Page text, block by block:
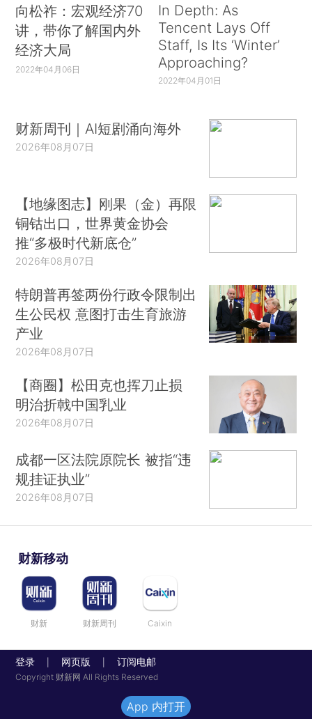
向松祚：宏观经济70
讲，带你了解国内外
经济大局
2022年04月06日
In Depth: As
Tencent Lays Off
Staff, Is Its ‘Winter’
Approaching?
2022年04月01日
财新周刊｜AI短剧涌向海外
2026年08月07日
【地缘图志】刚果（金）再限
铜钴出口，世界黄金协会
推“多极时代新底仓”
2026年08月07日
特朗普再签两份行政令限制出
生公民权 意图打击生育旅游
产业
2026年08月07日
【商圈】松田克也挥刀止损
明治折戟中国乳业
2026年08月07日
成都一区法院原院长 被指“违
规挂证执业”
2026年08月07日
财新移动
财新 财新周刊 Caixin
登录 网页版 订阅电邮
Copyright 财新网 All Rights Reserved
App 内打开